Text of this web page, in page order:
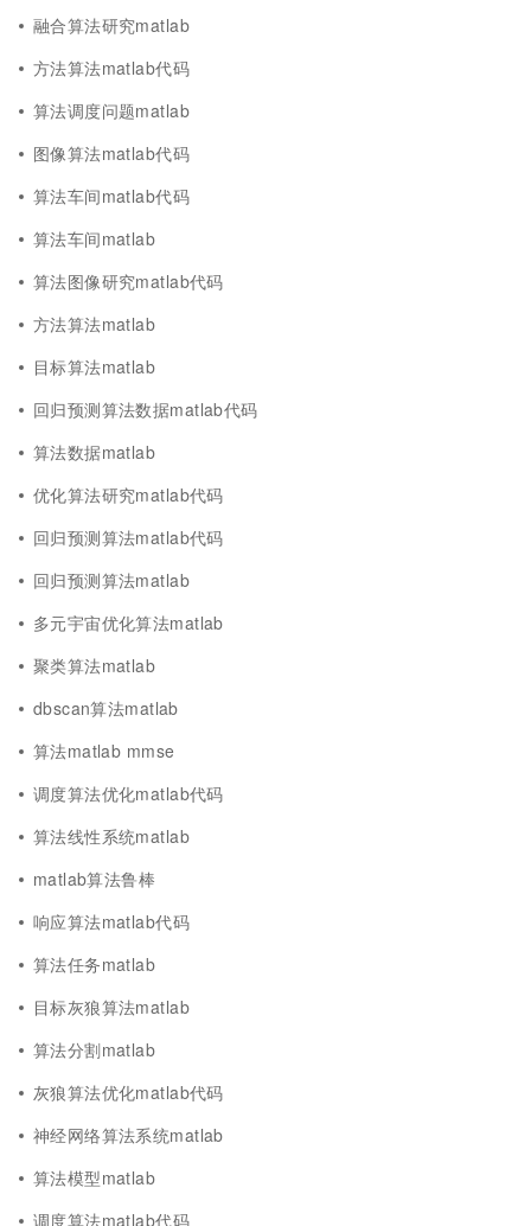
融合算法研究matlab
方法算法matlab代码
算法调度问题matlab
图像算法matlab代码
算法车间matlab代码
算法车间matlab
算法图像研究matlab代码
方法算法matlab
目标算法matlab
回归预测算法数据matlab代码
算法数据matlab
优化算法研究matlab代码
回归预测算法matlab代码
回归预测算法matlab
多元宇宙优化算法matlab
聚类算法matlab
dbscan算法matlab
算法matlab mmse
调度算法优化matlab代码
算法线性系统matlab
matlab算法鲁棒
响应算法matlab代码
算法任务matlab
目标灰狼算法matlab
算法分割matlab
灰狼算法优化matlab代码
神经网络算法系统matlab
算法模型matlab
调度算法matlab代码